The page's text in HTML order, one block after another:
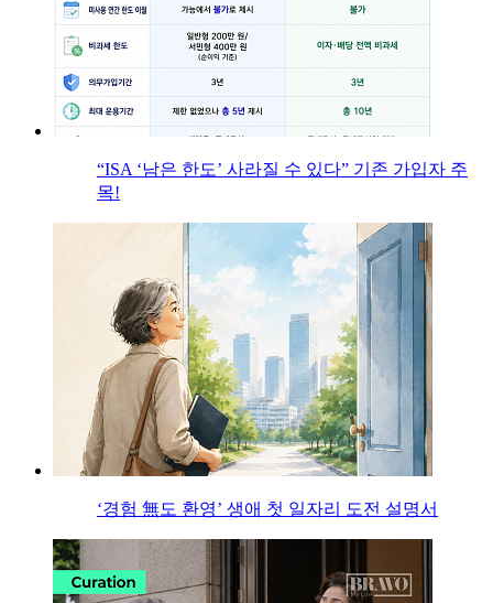
“ISA ‘남은 한도’ 사라질 수 있다” 기존 가입자 주
목!
‘경험 無도 환영’ 생애 첫 일자리 도전 설명서